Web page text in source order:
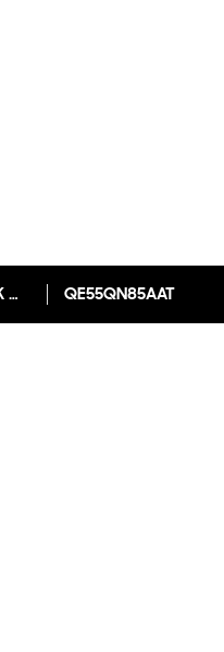
55'' NEO QLED 4K QN85A QE55QN85AAT